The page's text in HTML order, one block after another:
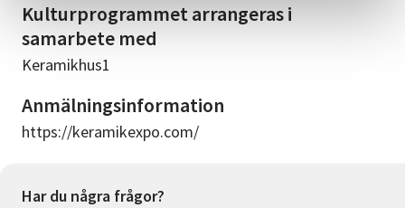
Kulturprogrammet arrangeras i
samarbete med
Keramikhus1
Anmälningsinformation
https://keramikexpo.com/
Har du några frågor?